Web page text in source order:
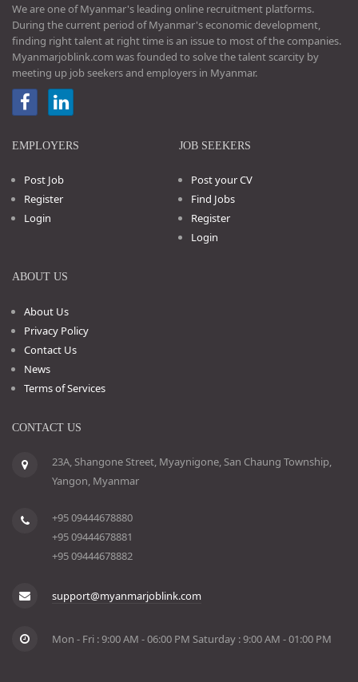
We are one of Myanmar's leading online recruitment platforms.
During the current period of Myanmar's economic development,
finding right talent at right time is an issue to most of the companies.
Myanmarjoblink.com was founded to solve the talent scarcity by
meeting up job seekers and employers in Myanmar.
EMPLOYERS
Post Job
Register
Login
JOB SEEKERS
Post your CV
Find Jobs
Register
Login
ABOUT US
About Us
Privacy Policy
Contact Us
News
Terms of Services
CONTACT US
23A, Shangone Street, Myaynigone, San Chaung Township,
Yangon, Myanmar
+95 09444678880
+95 09444678881
+95 09444678882
support@myanmarjoblink.com
Mon - Fri : 9:00 AM - 06:00 PM Saturday : 9:00 AM - 01:00 PM